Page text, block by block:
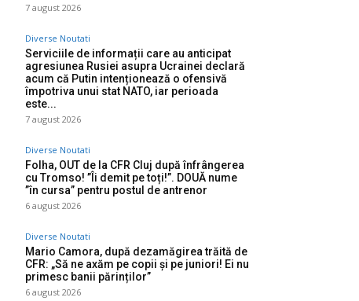
7 august 2026
Diverse Noutati
Serviciile de informații care au anticipat
agresiunea Rusiei asupra Ucrainei declară
acum că Putin intenționează o ofensivă
împotriva unui stat NATO, iar perioada
este...
7 august 2026
Diverse Noutati
Folha, OUT de la CFR Cluj după înfrângerea
cu Tromso! ”Îi demit pe toți!”. DOUĂ nume
”în cursa” pentru postul de antrenor
6 august 2026
Diverse Noutati
Mario Camora, după dezamăgirea trăită de
CFR: „Să ne axăm pe copii și pe juniori! Ei nu
primesc banii părinților”
6 august 2026